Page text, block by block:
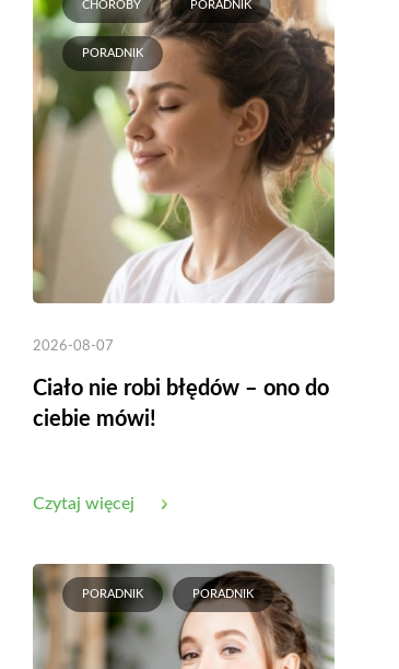
CHOROBY PORADNIK
PORADNIK
2026-08-07
Ciało nie robi błędów – ono do
ciebie mówi!
Czytaj więcej
PORADNIK PORADNIK